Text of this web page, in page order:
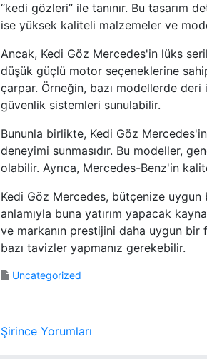
“kedi gözleri” ile tanınır. Bu tasarım
ise yüksek kaliteli malzemeler ve
Ancak, Kedi Göz Mercedes'in lüks
düşük güçlü motor seçeneklerine
çarpar. Örneğin, bazı modellerde
güvenlik sistemleri sunulabilir.
Bununla birlikte, Kedi Göz
deneyimi sunmasıdır. Bu modeller,
olabilir. Ayrıca, Mercedes-Benz'in
Kedi Göz Mercedes, bütçenize
anlamıyla buna yatırım yapacak
ve markanın prestijini daha uygun
bazı tavizler yapmanız gerekebilir.
Uncategorized
Y
Şirince Yorumları